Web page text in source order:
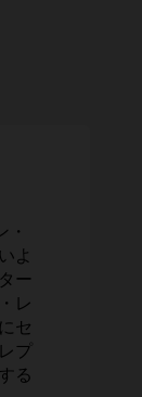
よ
ー
レ
セ
プ
る